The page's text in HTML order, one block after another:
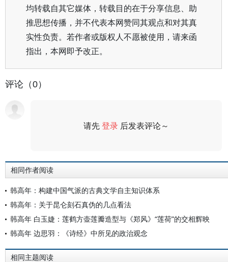
均转载自其它媒体，转载目的在于分享信息、助
推思想传播，并不代表本网赞同其观点和对其真
实性负责。若作者或版权人不愿被使用，请来函
指出，本网即予改正。
评论（0）
请先登录 后发表评论～
相同作者阅读
韩高年：构建中国气派的古典文学自主知识体系
韩高年：关于昆仑刻石真伪的几点看法
韩高年 白玉婕：莲鹤方壶莲瓣造型与《郑风》“莲荷”的交相辉映
韩高年 边思羽：《诗经》中所见的政治观念
相同主题阅读